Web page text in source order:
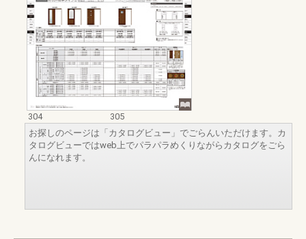
304
305
お探しのページは「カタログビュー」でごらんいただけます。カ
タログビューではweb上でパラパラめくりながらカタログをごら
んになれます。